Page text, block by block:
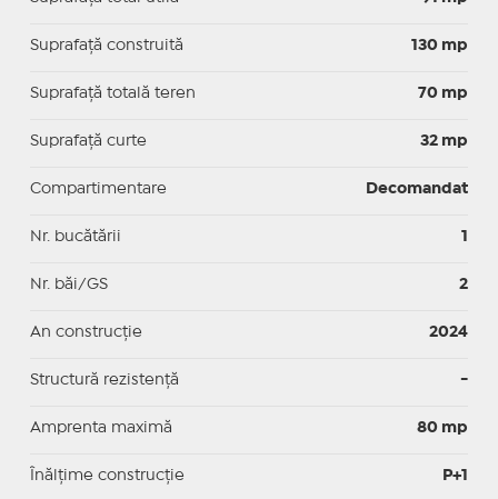
Suprafaţă construită 130 mp
Suprafață totală teren 70 mp
Suprafaţă curte 32 mp
Compartimentare Decomandat
Nr. bucătării 1
Nr. băi/GS 2
An construcție 2024
Structură rezistență -
Amprenta maximă 80 mp
Înălțime construcție P+1